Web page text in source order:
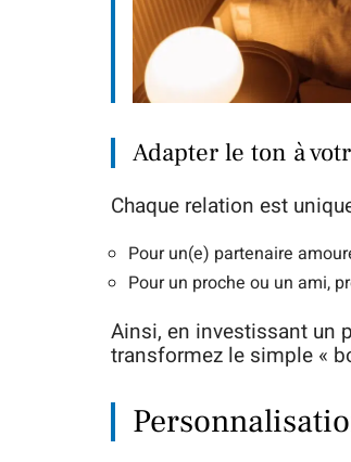
Adapter le ton à
Chaque relation est
Pour un(e) partenaire
Pour un proche ou un ami,
Ainsi, en investissant un
transformez le simple «